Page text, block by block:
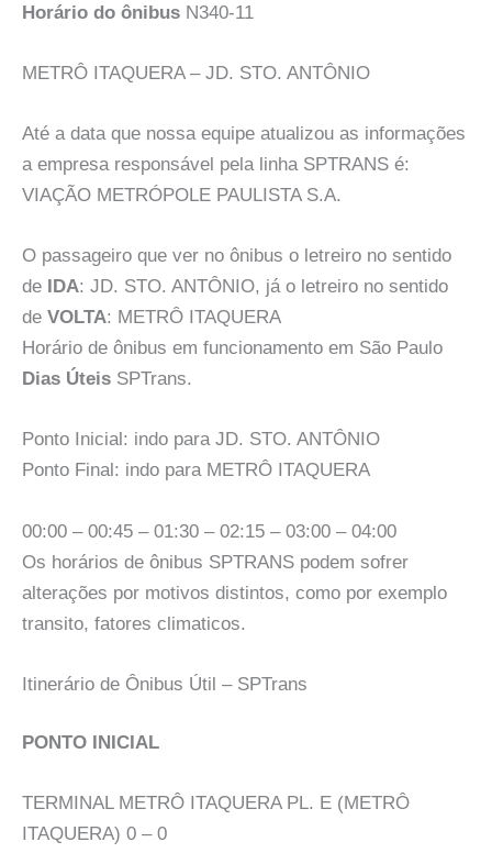
Horário do ônibus N340-11
METRÔ ITAQUERA – JD. STO. ANTÔNIO
Até a data que nossa equipe atualizou as informações
a empresa responsável pela linha SPTRANS é:
VIAÇÃO METRÓPOLE PAULISTA S.A.
O passageiro que ver no ônibus o letreiro no sentido
de
IDA: JD. STO. ANTÔNIO, já o letreiro no sentido
de VOLTA: METRÔ ITAQUERA
Horário de ônibus em funcionamento em São Paulo
Dias Úteis SPTrans.
Ponto Inicial: indo para JD. STO. ANTÔNIO
Ponto Final: indo para METRÔ ITAQUERA
00:00 – 00:45 – 01:30 – 02:15 – 03:00 – 04:00
Os horários de ônibus SPTRANS podem sofrer
alterações por motivos distintos, como por exemplo
transito, fatores climaticos.
Itinerário de Ônibus Útil – SPTrans
PONTO INICIAL
TERMINAL METRÔ ITAQUERA PL. E (METRÔ
ITAQUERA) 0 – 0